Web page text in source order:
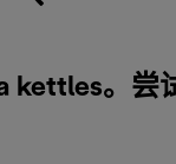
kettles。尝